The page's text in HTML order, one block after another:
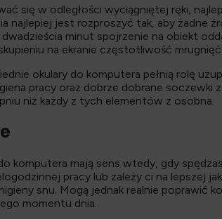
się w odległości wyciągniętej ręki,
najlepiej jest rozproszyć tak, aby żadne
minut spojrzenie na obiekt
na ekranie częstotliwość
okulary do komputera pełnią rolę
pracy oraz dobrze dobrane
niż każdy z tych elementów z osobna.
komputera mają sens wtedy, gdy
pracy lub zależy ci na lepszej
snu. Mogą jednak realnie poprawić
momentu dnia.